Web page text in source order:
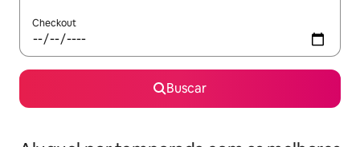
Checkout
Buscar